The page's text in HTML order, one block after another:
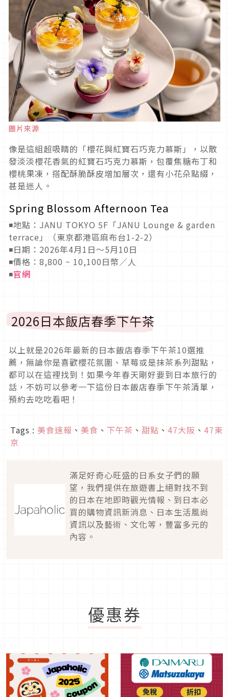
圖片來源
像是這組超吸睛的「櫻花與紅寶石巧克力慕斯」，以散
發淡淡櫻花香氣的紅寶石巧克力慕斯，包覆焦糖布丁和
櫻桃果凍，搭配酥脆酥皮增加層次，還有小花朵點綴，
甚是迷人。
Spring Blossom Afternoon Tea
◾地點：JANU TOKYO 5F「JANU Lounge & garden
terrace」（東京都港區麻布台1-2-2）
◾日期：2026年4月1日～5月10日
◾價格：8,800 ~ 10,100日幣／人
◾官網
2026日本飯店春季下午茶
以上就是2026年最新的日本飯店春季下午茶10選推
薦，無論你是喜歡櫻花氛圍、草莓或是抹茶系列甜點，
都可以在這裡找到！如果今年春天剛好要到日本旅行的
話，不妨可以參考一下這份日本飯店春季下午茶清單，
預約去吃吃看吧！
Tags : 美食速報 、 美食 、 下午茶 、 甜點 、 47大阪 、 47東
京
滿足好奇心旺盛的日系女子們的願
望，我們提供在旅遊書上絕對找不到
的日本在地即時觀光情報、到日本必
買的購物資訊新消息、日本生活風尚
資訊以及藝術、文化等，豐富多元的
內容。
優惠券